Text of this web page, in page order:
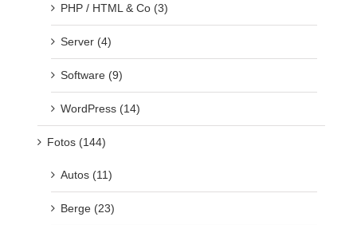
PHP / HTML & Co (3)
Server (4)
Software (9)
WordPress (14)
Fotos (144)
Autos (11)
Berge (23)